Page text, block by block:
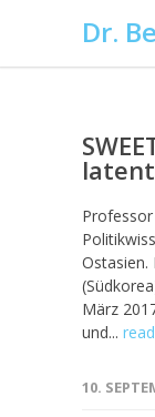
Dr.
Ostasien.
März
und...
10.